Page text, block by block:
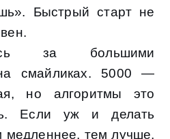
Быстрый старт не
за большими
смайликах. 5000 —
но алгоритмы это
Если уж и делать
медленнее, тем лучше,